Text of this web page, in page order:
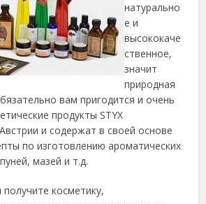
натурально
е и
высококаче
ственное,
значит
природная
вам пригодится и очень
продукты STYX
и содержат в своей основе
по изготовлению ароматических
мазей и т.д.
косметику,